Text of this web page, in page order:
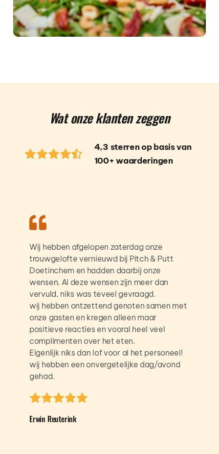
Wat onze klanten zeggen
4,3 sterren op basis van
100+ waarderingen
Wij hebben afgelopen zaterdag onze
trouwgelofte vernieuwd bij Pitch & Putt
Doetinchem en hadden daarbij onze
wensen. Al deze wensen zijn meer dan
vervuld, niks was teveel gevraagd.
wij hebben ontzettend genoten samen met
onze gasten en kregen alleen maar
positieve reacties en vooral heel veel
complimenten over het eten.
Eigenlijk niks dan lof voor al het personeel!
wij hebben een onvergetelijke dag/avond
gehad.
Erwin Reuterink